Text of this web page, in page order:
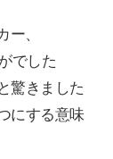
ー、
でした
驚きました
にする意味